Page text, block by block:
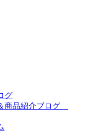
グ
品紹介ブログ